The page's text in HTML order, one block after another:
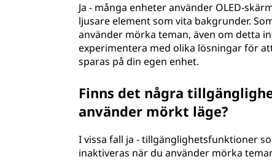
Ja - många enheter använder OLED-
ljusare element som vita bakgrunder.
använder mörka teman, även om detta
experimentera med olika lösningar för
sparas på din egen enhet.
Finns det några
använder mörkt läge?
I vissa fall ja - tillgänglighetsfunktioner
inaktiveras när du använder mörka